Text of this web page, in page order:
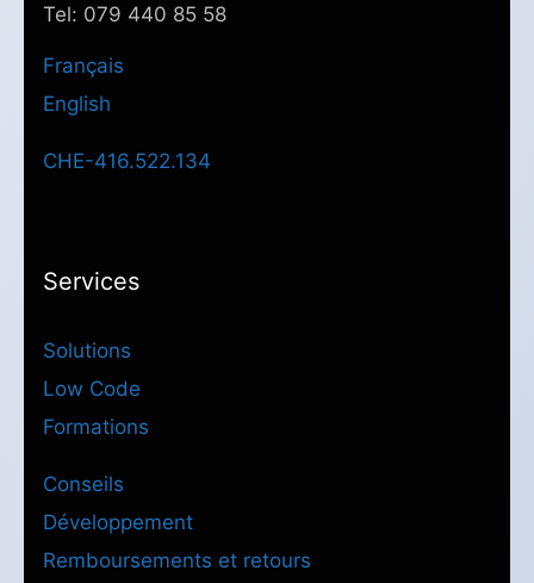
Tel: 079 440 85 58
Français
English
CHE-416.522.134
Services
Solutions
Low Code
Formations
Conseils
Développement
Remboursements et retours